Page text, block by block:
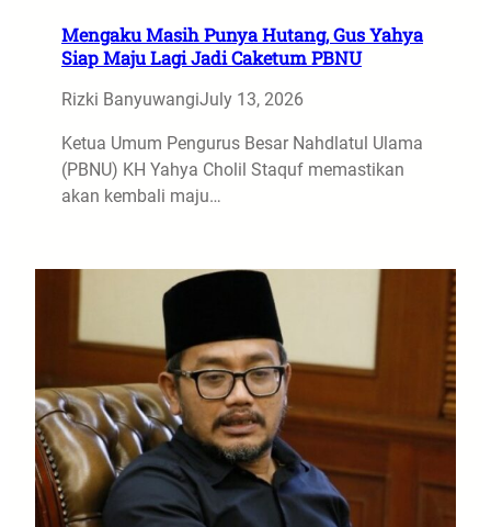
Mengaku Masih Punya Hutang, Gus Yahya
Siap Maju Lagi Jadi Caketum PBNU
Rizki BanyuwangiJuly 13, 2026
Ketua Umum Pengurus Besar Nahdlatul Ulama
(PBNU) KH Yahya Cholil Staquf memastikan
akan kembali maju…